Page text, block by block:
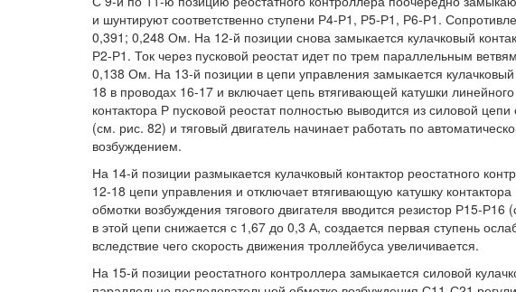
и шунтируют соответственно ступени Р4-Р1, Р5-Р1, Р6-Р1.
0,391; 0,248 Ом. На 12-й позиции снова замыкается кулачковый
Р2-Р1. Ток через пусковой реостат идет по трем параллельным
0,138 Ом. На 13-й позиции в цепи управления замыкается кулачковый
18 в проводах 16-17 и включает цепь втягивающей катушки
контактора Р пусковой реостат полностью выводится из силовой
(см. рис. 82) и тяговый двигатель начинает работать по
возбуждением.
На 14-й позиции размыкается кулачковый контактор реостатного
12-18 цепи управления и отключает втягивающую катушку
обмотки возбуждения тягового двигателя вводится резистор Р15-
в этой цепи снижается с 1,67 до 0,3 А, создается первая ступень
вследствие чего скорость движения троллейбуса увеличивается.
На 15-й позиции реостатного контроллера замыкается силовой